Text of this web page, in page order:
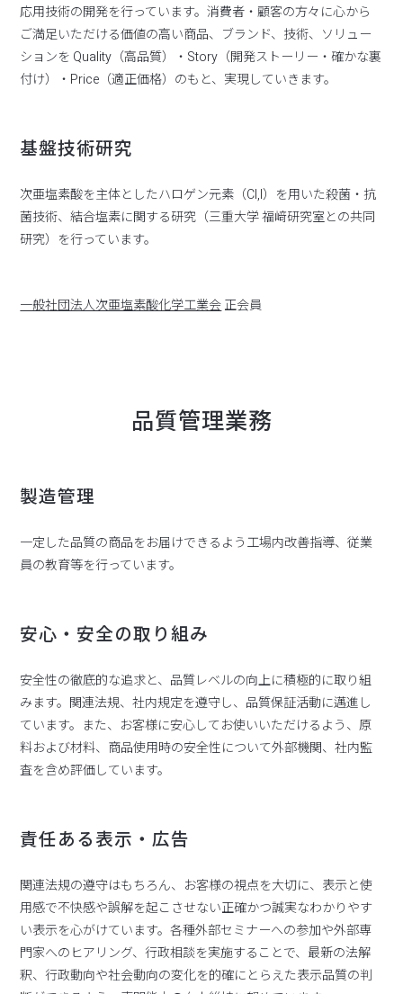
応用技術の開発を行っています。消費者・顧客の方々に心から
ご満足いただける価値の高い商品、ブランド、技術、ソリュー
ションを Quality（高品質）・Story（開発ストーリー・確かな裏
付け）・Price（適正価格）のもと、実現していきます。
基盤技術研究
次亜塩素酸を主体としたハロゲン元素（Cl,I）を用いた殺菌・抗
菌技術、結合塩素に関する研究（三重大学 福﨑研究室との共同
研究）を行っています。
一般社団法人次亜塩素酸化学工業会正会員
品質管理業務
製造管理
一定した品質の商品をお届けできるよう工場内改善指導、従業
員の教育等を行っています。
安心・安全の取り組み
安全性の徹底的な追求と、品質レベルの向上に積極的に取り組
みます。関連法規、社内規定を遵守し、品質保証活動に邁進し
ています。また、お客様に安心してお使いいただけるよう、原
料および材料、商品使用時の安全性について外部機関、社内監
査を含め評価しています。
責任ある表示・広告
関連法規の遵守はもちろん、お客様の視点を大切に、表示と使
用感で不快感や誤解を起こさせない正確かつ誠実なわかりやす
い表示を心がけています。各種外部セミナーへの参加や外部専
門家へのヒアリング、行政相談を実施することで、最新の法解
釈、行政動向や社会動向の変化を的確にとらえた表示品質の判